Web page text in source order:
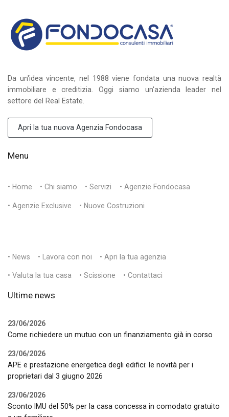
Da un'idea vincente, nel 1988 viene fondata una nuova realtà
immobiliare e creditizia. Oggi siamo un'azienda leader nel
settore del Real Estate.
Apri la tua nuova Agenzia Fondocasa
Menu
• Home • Chi siamo • Servizi • Agenzie Fondocasa
• Agenzie Exclusive • Nuove Costruzioni
• News • Lavora con noi • Apri la tua agenzia
• Valuta la tua casa • Scissione • Contattaci
Ultime news
23/06/2026
Come richiedere un mutuo con un finanziamento già in corso
23/06/2026
APE e prestazione energetica degli edifici: le novità per i
proprietari dal 3 giugno 2026
23/06/2026
Sconto IMU del 50% per la casa concessa in comodato gratuito